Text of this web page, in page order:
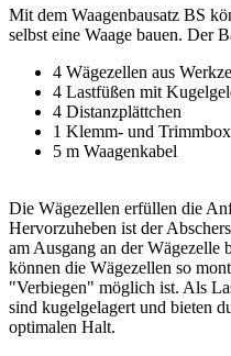
Mit dem Waagenbausatz BS
selbst eine Waage bauen. Der
4 Wägezellen aus
4 Lastfüßen mit
4 Distanzplättchen
1 Klemm- und
5 m Waagenkabel
Die Wägezellen erfüllen die
Hervorzuheben ist der
am Ausgang an der Wägezelle
können die Wägezellen so
"Verbiegen" möglich ist. Als
sind kugelgelagert und bieten
optimalen Halt.